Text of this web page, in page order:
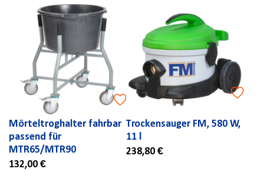
Mörteltroghalter fahrbar
passend für
MTR65/MTR90
132,00 €
Trockensauger FM, 580 W,
11 l
238,80 €